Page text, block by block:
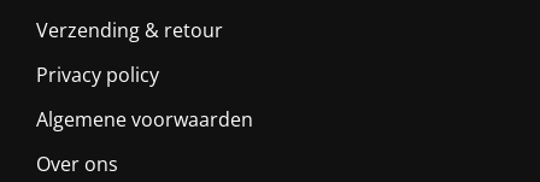
Verzending & retour
Privacy policy
Algemene voorwaarden
Over ons